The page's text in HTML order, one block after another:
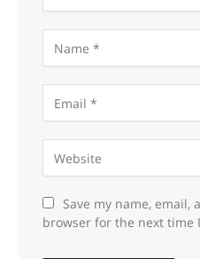
Save my name, email,
browser for the next time